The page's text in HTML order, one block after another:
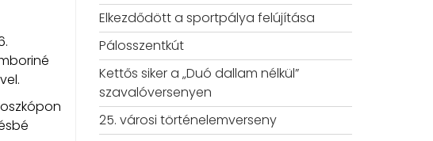
Elkezdődött a sportpálya felújítása
Pálosszentkút
Kettős siker a „Duó dallam nélkül”
szavalóversenyen
25. városi történelemverseny